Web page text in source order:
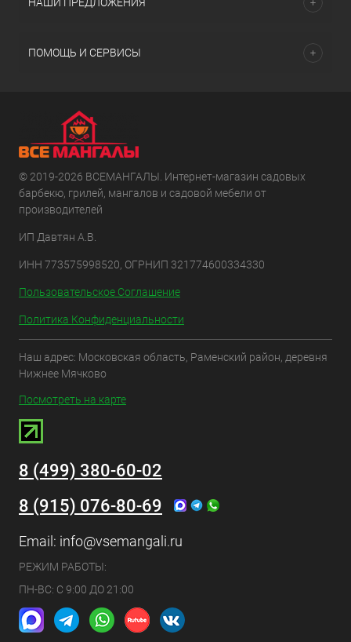
ПОМОЩЬ И СЕРВИСЫ
© 2019-2026 ВСЕМАНГАЛЫ. Интернет-магазин садовых
барбекю, грилей, мангалов и садовой мебели от
производителей
ИП Давтян А.В.
ИНН 773575998520, ОГРНИП 321774600334330
Пользовательское Соглашение
Политика Конфиденциальности
Наш адрес: Московская область, Раменский район, деревня
Нижнее Мячково
Посмотреть на карте
8 (499) 380-60-02
8 (915) 076-80-69
Email: info@vsemangali.ru
РЕЖИМ РАБОТЫ:
ПН-ВС: С 9:00 ДО 21:00